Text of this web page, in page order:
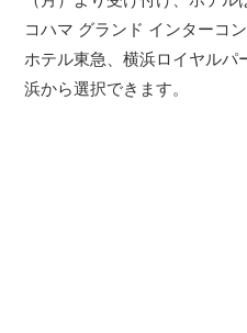
コハマ グランド インターコ
ホテル東急、横浜ロイヤルパ
浜から選択できます。